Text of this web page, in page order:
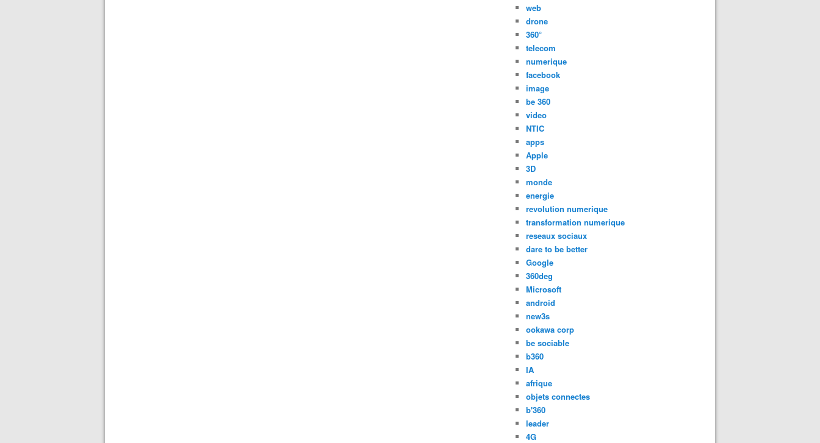
web
drone
360°
telecom
numerique
facebook
image
be 360
video
NTIC
apps
Apple
3D
monde
energie
revolution numerique
transformation numerique
reseaux sociaux
dare to be better
Google
360deg
Microsoft
android
new3s
ookawa corp
be sociable
b360
IA
afrique
objets connectes
b'360
leader
4G